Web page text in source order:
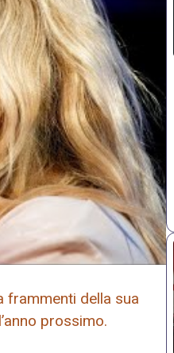
frammenti della sua
prossimo.